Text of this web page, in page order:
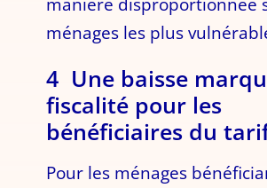
ménages les plus
4 Une baisse
fiscalité pour les
bénéficiaires du
Pour les ménages